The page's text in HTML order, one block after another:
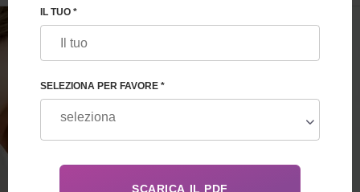
IL TUO *
SELEZIONA PER FAVORE *